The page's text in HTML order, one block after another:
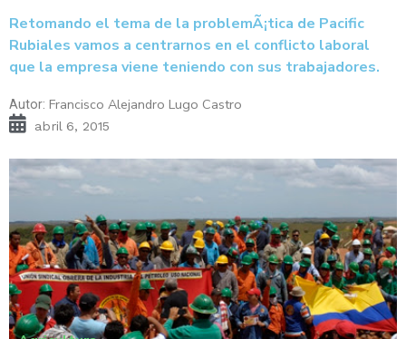
Retomando el tema de la problemÃ¡tica de Pacific
Rubiales vamos a centrarnos en el conflicto laboral
que la empresa viene teniendo con sus trabajadores.
Autor: Francisco Alejandro Lugo Castro
abril 6, 2015